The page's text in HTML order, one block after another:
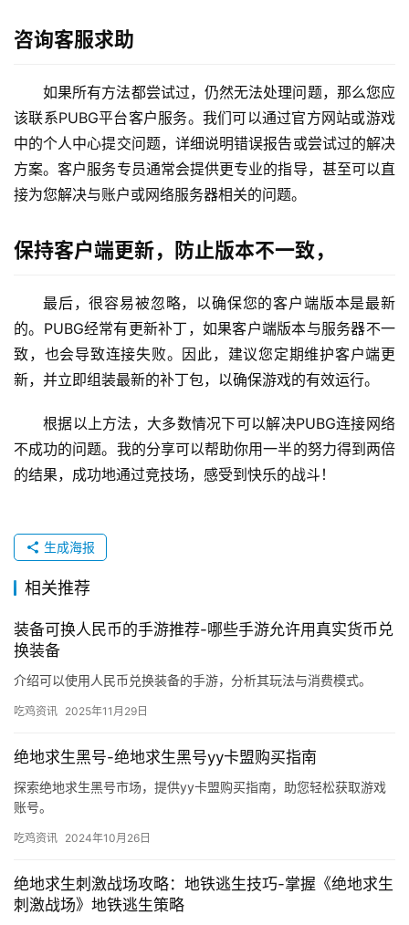
咨询客服求助
如果所有方法都尝试过，仍然无法处理问题，那么您应
该联系PUBG平台客户服务。我们可以通过官方网站或游戏
中的个人中心提交问题，详细说明错误报告或尝试过的解决
方案。客户服务专员通常会提供更专业的指导，甚至可以直
接为您解决与账户或网络服务器相关的问题。
保持客户端更新，防止版本不一致，
最后，很容易被忽略，以确保您的客户端版本是最新
的。PUBG经常有更新补丁，如果客户端版本与服务器不一
致，也会导致连接失败。因此，建议您定期维护客户端更
新，并立即组装最新的补丁包，以确保游戏的有效运行。
根据以上方法，大多数情况下可以解决PUBG连接网络
不成功的问题。我的分享可以帮助你用一半的努力得到两倍
的结果，成功地通过竞技场，感受到快乐的战斗！
生成海报
相关推荐
装备可换人民币的手游推荐-哪些手游允许用真实货币兑
换装备
介绍可以使用人民币兑换装备的手游，分析其玩法与消费模式。
吃鸡资讯 2025年11月29日
绝地求生黑号-绝地求生黑号yy卡盟购买指南
探索绝地求生黑号市场，提供yy卡盟购买指南，助您轻松获取游戏
账号。
吃鸡资讯 2024年10月26日
绝地求生刺激战场攻略：地铁逃生技巧-掌握《绝地求生
刺激战场》地铁逃生策略